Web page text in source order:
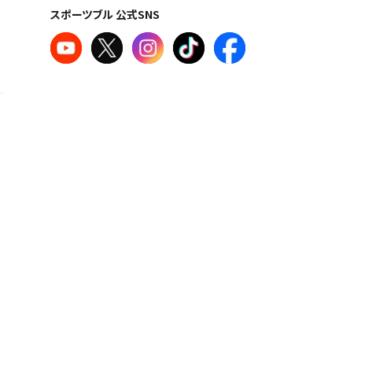
スポーツブル 公式SNS